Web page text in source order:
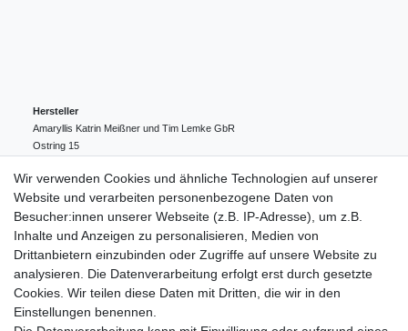
Hersteller
Amaryllis Katrin Meißner und Tim Lemke GbR
Ostring 15
004943548099856
amaryllis-eckernfoerde@t-online.de
EU-Verantwortlicher
Amaryllis Katrin Meißner und Tim Lemke GbR
Ostring
15
004943548099856
amaryllis-eckernfoerde@t-online.de
Wir verwenden Cookies und ähnliche Technologien auf unserer
Website und verarbeiten personenbezogene Daten von
Besucher:innen unserer Webseite (z.B. IP-Adresse), um z.B.
Inhalte und Anzeigen zu personalisieren, Medien von
Drittanbietern einzubinden oder Zugriffe auf unsere Website zu
analysieren. Die Datenverarbeitung erfolgt erst durch gesetzte
Cookies. Wir teilen diese Daten mit Dritten, die wir in den
Einstellungen benennen.